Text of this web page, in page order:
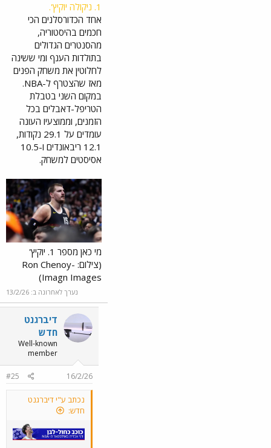
1. ניקולה יוקיץ'.
אחד הכדורסלנים הכי
חכמים בהיסטוריה,
מהסנטרים הגדולים
בתולדות הענף ומי ששינה
לחלוטין את משחק הפנים
מאז שהצטרף ל-NBA.
במקום השני בטבלת
הטריפל-דאבלים בכל
הזמנים, וממוצעיו העונה
עומדים על 29.1 נקודות,
12.1 ריבאונדים ו-10.5
אסיסטים למשחק.
מי כאן מספר 1. יוקיץ'
(צילום: Ron Chenoy-
Imagn Images)
נערך לאחרונה ב: 13/2/26
דיברגנט
חדש
Well-known
member
16/2/26
#25
נכתב ע"י דיברגנט
חדש: